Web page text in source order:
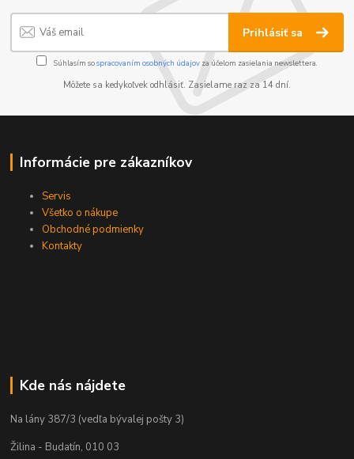
Prihlásiť sa
Súhlasím sospracovaním osobných údajov za účelom zasielania newslettera.
Môžete sa kedykoľvek odhlásiť. Zasielame raz za 14 dní.
Informácie pre zákazníkov
Servis
Všetko o nákupe
Obchodné podmienky
Kontakty
Kde nás nájdete
Na lány 387/3 (vedľa bývalej pošty 3)
Žilina - Budatín, 010 03